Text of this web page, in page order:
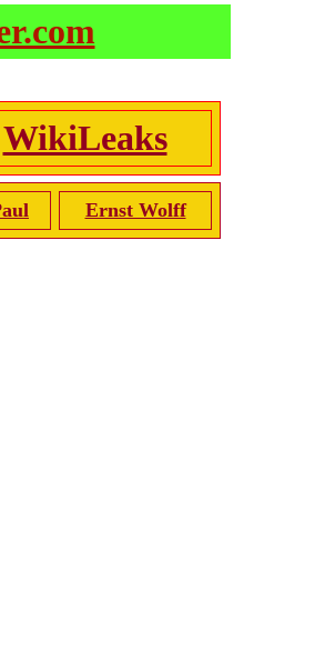
WikiLeaks
Ernst Wolff